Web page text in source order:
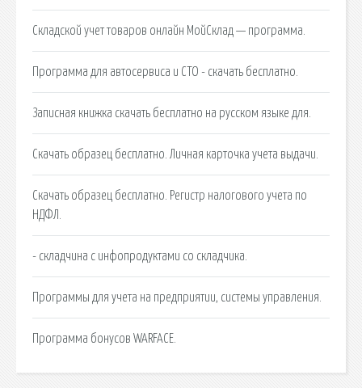
Складской учет товаров онлайн МойСклад — программа.
Программа для автосервиса и СТО - скачать бесплатно.
Записная книжка скачать бесплатно на русском языке для.
Скачать образец бесплатно. Личная карточка учета выдачи.
Скачать образец бесплатно. Регистр налогового учета по
НДФЛ.
- складчина с инфопродуктами со складчика.
Программы для учета на предприятии, системы управления.
Программа бонусов WARFACE.